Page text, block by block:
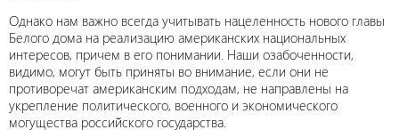
Однако нам важно всегда учитывать нацеленность нового главы
Белого дома на реализацию американских национальных
интересов, причем в его понимании. Наши озабоченности,
видимо, могут быть приняты во внимание, если они не
противоречат американским подходам, не направлены на
укрепление политического, военного и экономического
могущества российского государства.